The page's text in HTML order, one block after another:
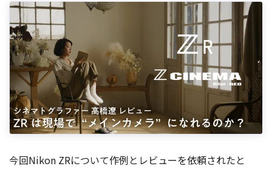
今回Nikon ZRについて作例とレビューを依頼されたと